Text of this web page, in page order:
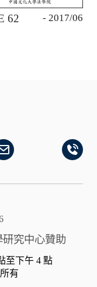
62 - 2017/06
究中心贊助
至下午 4 點
有